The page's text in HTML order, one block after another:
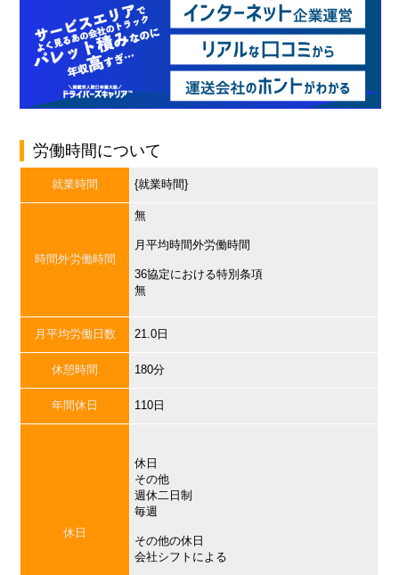
労働時間について
就業時間 {就業時間}
時間外労働時間
無
月平均時間外労働時間
36協定における特別条項
無
月平均労働日数 21.0日
休憩時間 180分
年間休日 110日
休日
休日
その他
週休二日制
毎週
その他の休日
会社シフトによる